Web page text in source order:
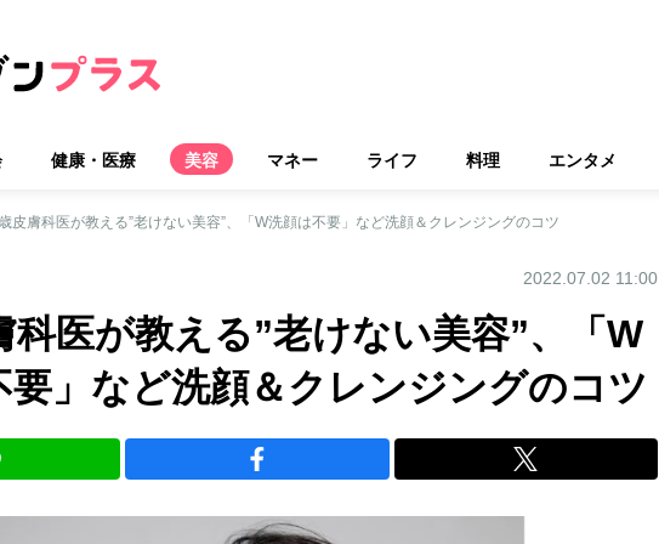
健康・医療 美容 マネー ライフ 料理 エンタメ
皮膚科医が教える”老けない美容”、「W洗顔は不要」など洗顔＆クレンジングのコツ
2022.07.02 11:00
科医が教える”老けない美容”、「W
要」など洗顔＆クレンジングのコツ